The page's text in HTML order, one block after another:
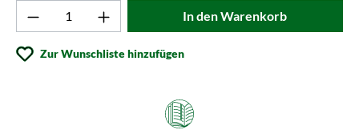
Produkt Anzahl: Gib den gewünschten
In den Warenkorb
Zur Wunschliste hinzufügen